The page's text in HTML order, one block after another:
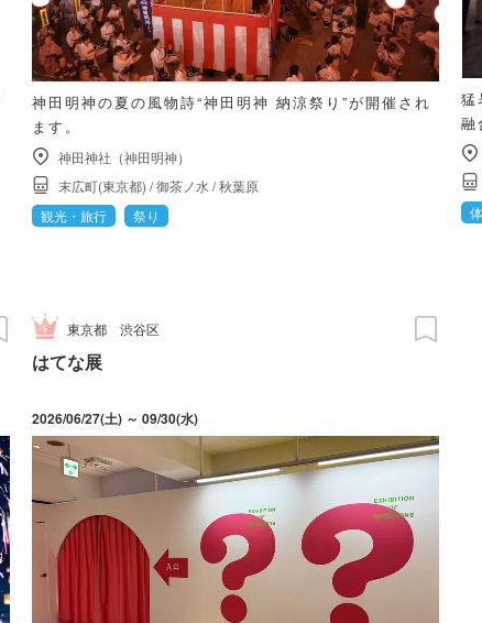
神田明神の夏の風物詩“神田明神 納涼祭り”が開催され
ます。
神田神社（神田明神）
末広町(東京都) /御茶ノ水 /秋葉原
観光・旅行
祭り
猛
融
東京都渋谷区
はてな展
2026/06/27(土) ～ 09/30(水)